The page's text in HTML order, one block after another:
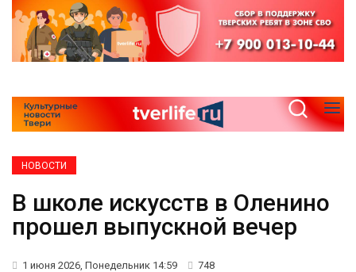
НОВОСТИ
В школе искусств в Оленино
прошел выпускной вечер
1 июня 2026, Понедельник 14:59 748